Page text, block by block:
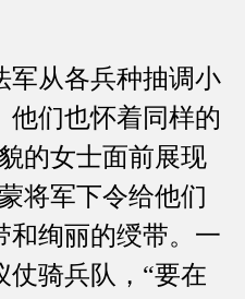
从各兵种抽调小
他们也怀着同样的
的女士面前展现
将军下令给他们
和绚丽的绶带。一
仗骑兵队，“要在